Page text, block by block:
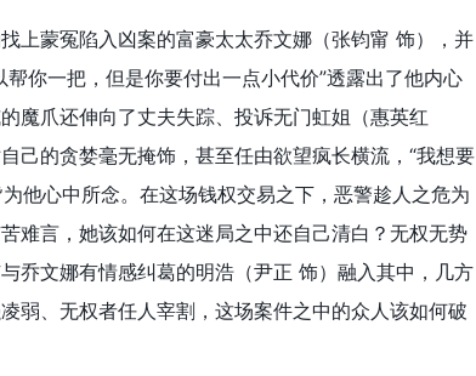
上蒙冤陷入凶案的富豪太太乔文娜（张钧甯 饰），并
你一把，但是你要付出一点小代价”透露出了他内心
魔爪还伸向了丈夫失踪、投诉无门虹姐（惠英红
己的贪婪毫无掩饰，甚至任由欲望疯长横流，“我想要
他心中所念。在这场钱权交易之下，恶警趁人之危为
难言，她该如何在这迷局之中还自己清白？无权无势
乔文娜有情感纠葛的明浩（尹正 饰）融入其中，几方
弱、无权者任人宰割，这场案件之中的众人该如何破